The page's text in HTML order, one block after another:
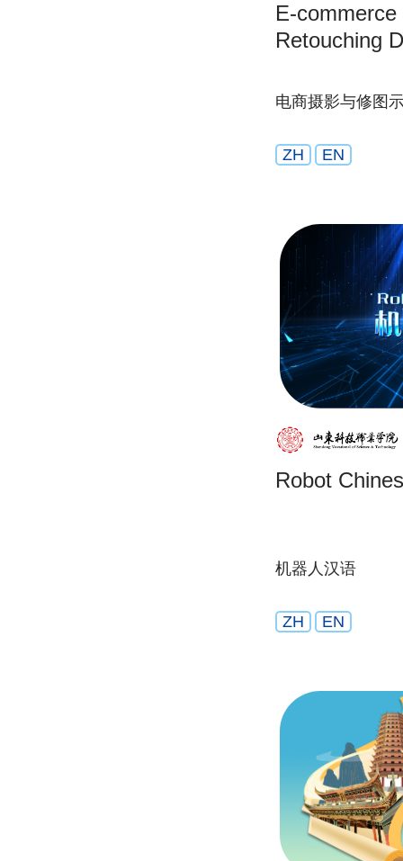
E-
Retouching
电商摄影与修图
ZH EN
Robot
机器人汉语
ZH EN